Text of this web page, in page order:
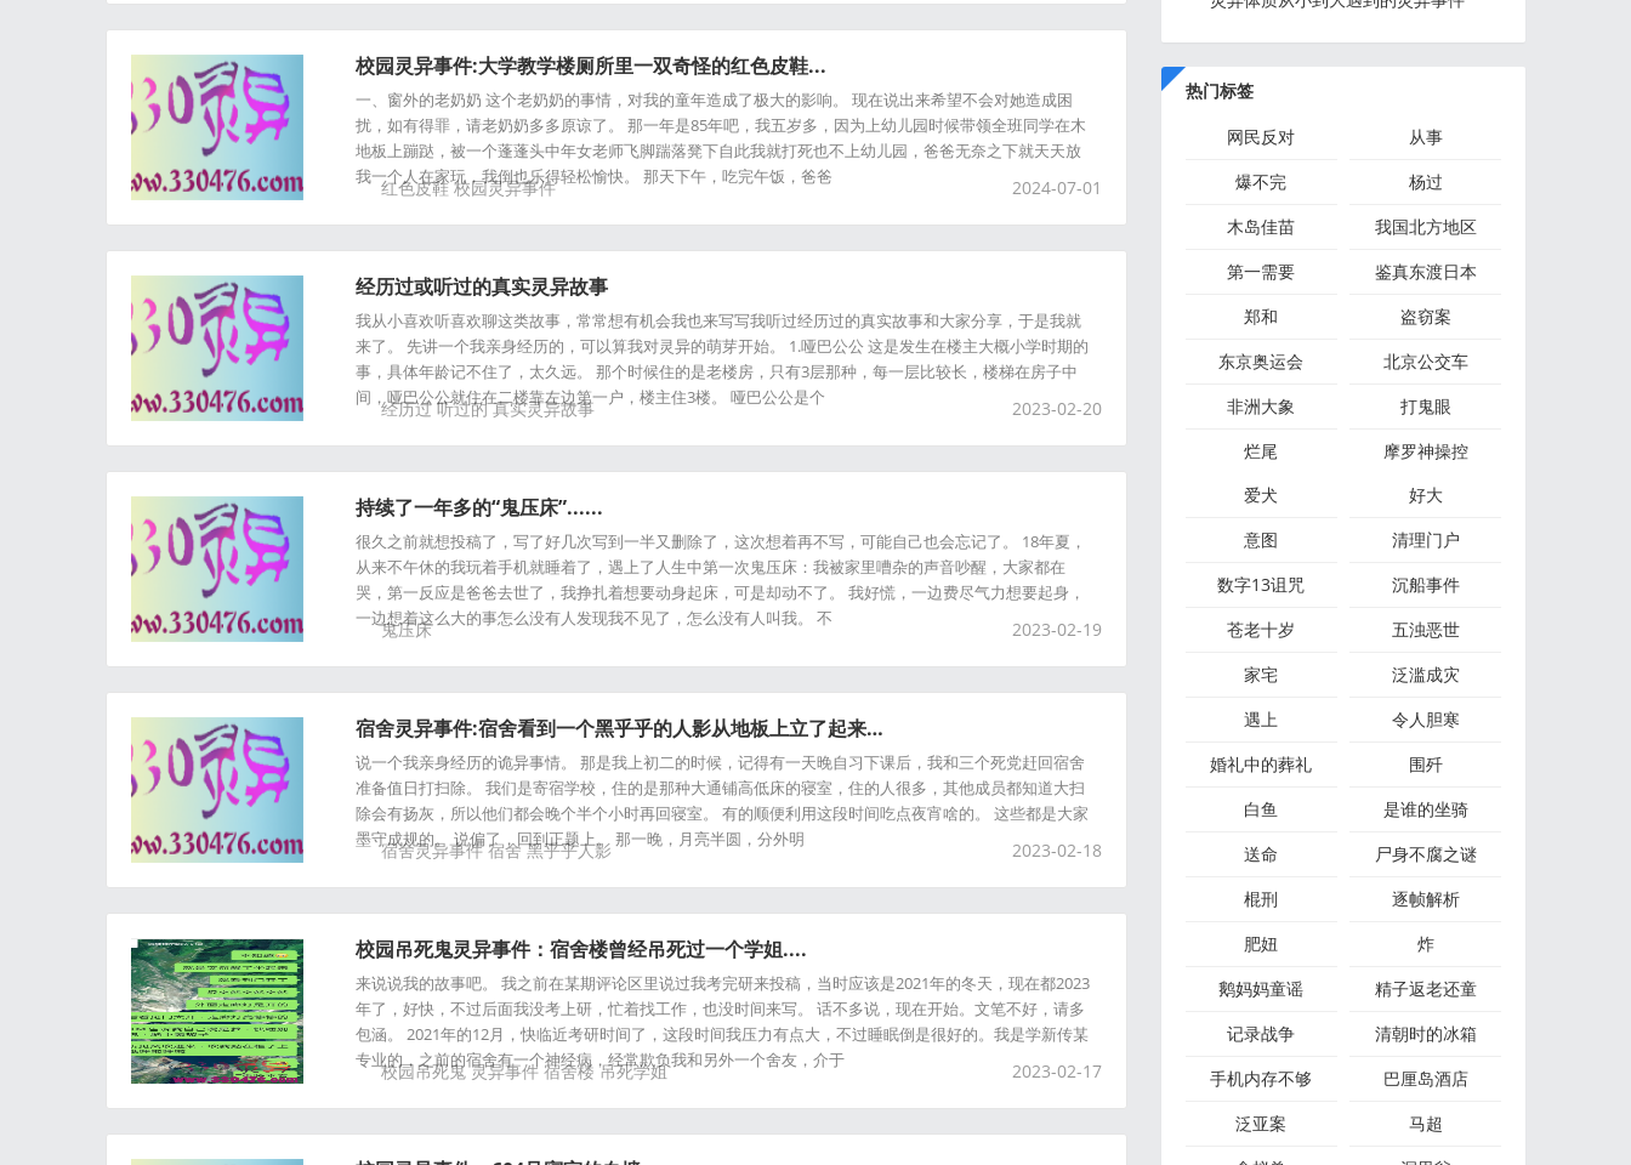
校园灵异事件:大学教学楼厕所里一双奇怪的红色皮鞋...
一、窗外的老奶奶 这个老奶奶的事情，对我的童年造成了极大的影响。 现在说出来希望不会对她造成困
扰，如有得罪，请老奶奶多多原谅了。 那一年是85年吧，我五岁多，因为上幼儿园时候带领全班同学在木
地板上蹦跶，被一个蓬蓬头中年女老师飞脚踹落凳下自此我就打死也不上幼儿园，爸爸无奈之下就天天放
我一个人在家玩，我倒也乐得轻松愉快。 那天下午，吃完午饭，爸爸
红色皮鞋 校园灵异事件 2024-07-01
经历过或听过的真实灵异故事
我从小喜欢听喜欢聊这类故事，常常想有机会我也来写写我听过经历过的真实故事和大家分享，于是我就
来了。 先讲一个我亲身经历的，可以算我对灵异的萌芽开始。 1.哑巴公公 这是发生在楼主大概小学时期的
事，具体年龄记不住了，太久远。 那个时候住的是老楼房，只有3层那种，每一层比较长，楼梯在房子中
间，哑巴公公就住在二楼靠左边第一户，楼主住3楼。 哑巴公公是个
经历过 听过的 真实灵异故事 2023-02-20
持续了一年多的“鬼压床”......
很久之前就想投稿了，写了好几次写到一半又删除了，这次想着再不写，可能自己也会忘记了。 18年夏，
从来不午休的我玩着手机就睡着了，遇上了人生中第一次鬼压床：我被家里嘈杂的声音吵醒，大家都在
哭，第一反应是爸爸去世了，我挣扎着想要动身起床，可是却动不了。 我好慌，一边费尽气力想要起身，
一边想着这么大的事怎么没有人发现我不见了，怎么没有人叫我。 不
鬼压床 2023-02-19
宿舍灵异事件:宿舍看到一个黑乎乎的人影从地板上立了起来…
说一个我亲身经历的诡异事情。 那是我上初二的时候，记得有一天晚自习下课后，我和三个死党赶回宿舍
准备值日打扫除。 我们是寄宿学校，住的是那种大通铺高低床的寝室，住的人很多，其他成员都知道大扫
除会有扬灰，所以他们都会晚个半个小时再回寝室。 有的顺便利用这段时间吃点夜宵啥的。 这些都是大家
墨守成规的。 说偏了，回到正题上。 那一晚，月亮半圆，分外明
宿舍灵异事件 宿舍 黑乎乎人影 2023-02-18
校园吊死鬼灵异事件：宿舍楼曾经吊死过一个学姐....
来说说我的故事吧。 我之前在某期评论区里说过我考完研来投稿，当时应该是2021年的冬天，现在都2023
年了，好快，不过后面我没考上研，忙着找工作，也没时间来写。 话不多说，现在开始。文笔不好，请多
包涵。 2021年的12月，快临近考研时间了，这段时间我压力有点大，不过睡眠倒是很好的。我是学新传某
专业的，之前的宿舍有一个神经病，经常欺负我和另外一个舍友，介于
校园吊死鬼 灵异事件 宿舍楼 吊死学姐 2023-02-17
热门标签
网民反对
从事
爆不完
杨过
木岛佳苗
我国北方地区
第一需要
鉴真东渡日本
郑和
盗窃案
东京奥运会
北京公交车
非洲大象
打鬼眼
烂尾
摩罗神操控
爱犬
好大
意图
清理门户
数字13诅咒
沉船事件
苍老十岁
五浊恶世
家宅
泛滥成灾
遇上
令人胆寒
婚礼中的葬礼
围歼
白鱼
是谁的坐骑
送命
尸身不腐之谜
棍刑
逐帧解析
肥妞
炸
鹅妈妈童谣
精子返老还童
记录战争
清朝时的冰箱
手机内存不够
巴厘岛酒店
泛亚案
马超